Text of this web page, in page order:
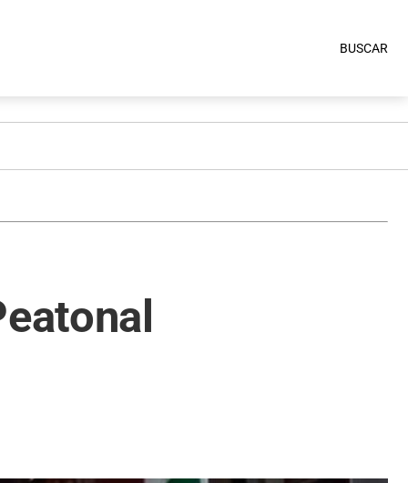
BUSCAR